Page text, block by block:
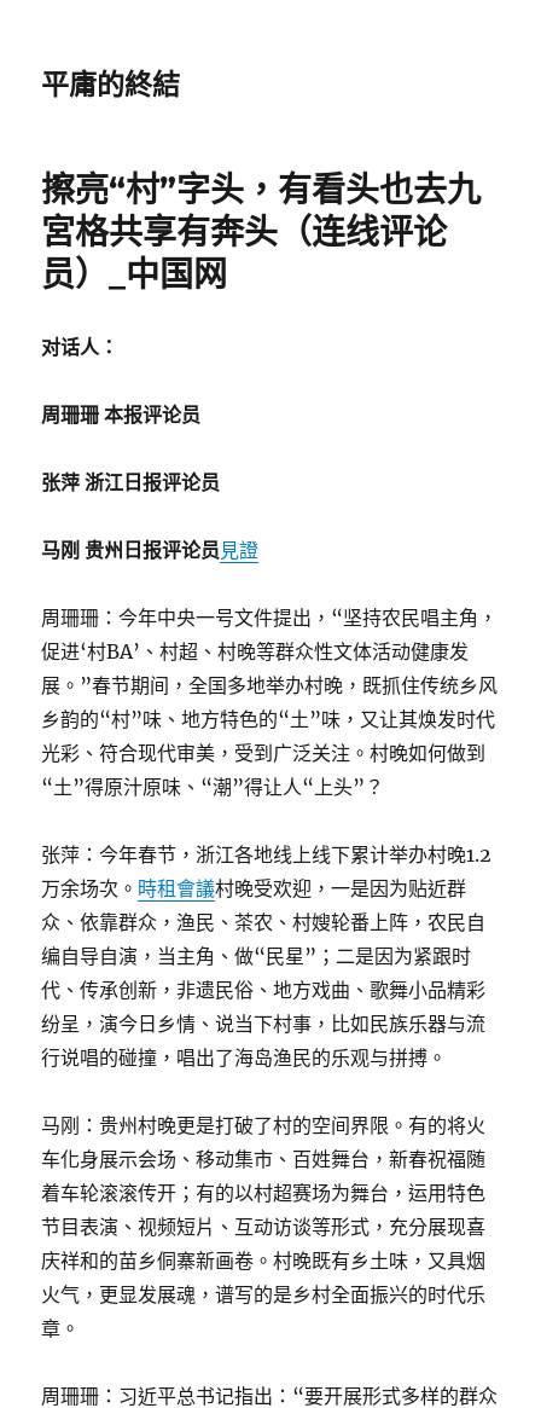
平庸的終結
擦亮“村”字头，有看头也去九
宮格共享有奔头（连线评论
员）_中国网
对话人：
周珊珊 本报评论员
张萍 浙江日报评论员
马刚 贵州日报评论员 見證
周珊珊：今年中央一号文件提出，“坚持农民唱主角，
促进‘村BA’、村超、村晚等群众性文体活动健康发
展。”春节期间，全国多地举办村晚，既抓住传统乡风
乡韵的“村”味、地方特色的“土”味，又让其焕发时代
光彩、符合现代审美，受到广泛关注。村晚如何做到
“土”得原汁原味、“潮”得让人“上头”？
张萍：今年春节，浙江各地线上线下累计举办村晚1.2
万余场次。 時租會議村晚受欢迎，一是因为贴近群
众、依靠群众，渔民、茶农、村嫂轮番上阵，农民自
编自导自演，当主角、做“民星”；二是因为紧跟时
代、传承创新，非遗民俗、地方戏曲、歌舞小品精彩
纷呈，演今日乡情、说当下村事，比如民族乐器与流
行说唱的碰撞，唱出了海岛渔民的乐观与拼搏。
马刚：贵州村晚更是打破了村的空间界限。有的将火
车化身展示会场、移动集市、百姓舞台，新春祝福随
着车轮滚滚传开；有的以村超赛场为舞台，运用特色
节目表演、视频短片、互动访谈等形式，充分展现喜
庆祥和的苗乡侗寨新画卷。村晚既有乡土味，又具烟
火气，更显发展魂，谱写的是乡村全面振兴的时代乐
章。
周珊珊：习近平总书记指出：“要开展形式多样的群众